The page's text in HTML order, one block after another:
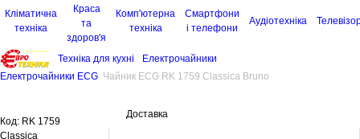
Кліматична
техніка
Краса
та
здоров'я
Комп'ютерна
техніка
Смартфони
і телефони
Аудіотехніка
Техніка для кухні
Електрочайники
Електрочайники ECG Чайник ECG RK 1759 Classica Bruno
Доставка
Код: RK 1759
Classica